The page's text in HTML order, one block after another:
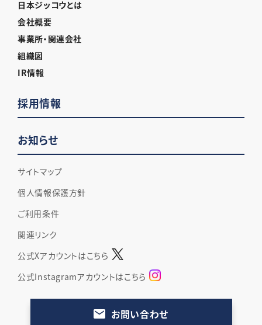
日本ジッコウとは
会社概要
事業所・関連会社
組織図
IR情報
採用情報
お知らせ
サイトマップ
個人情報保護方針
ご利用条件
関連リンク
公式Xアカウントはこちら
公式Instagramアカウントはこちら
お問い合わせ